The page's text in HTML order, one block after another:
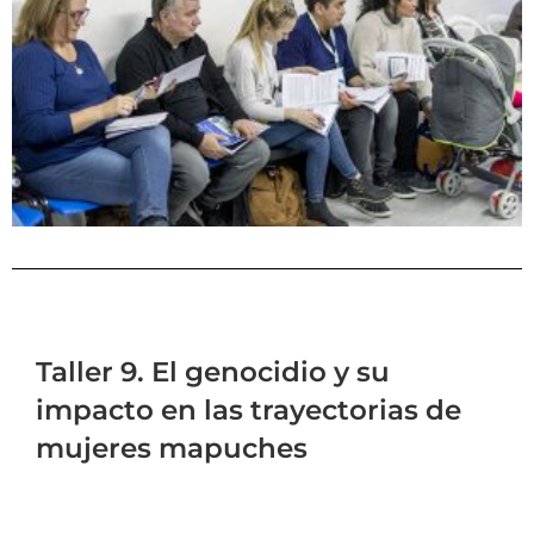
Taller 9. El genocidio y su
impacto en las trayectorias de
mujeres mapuches